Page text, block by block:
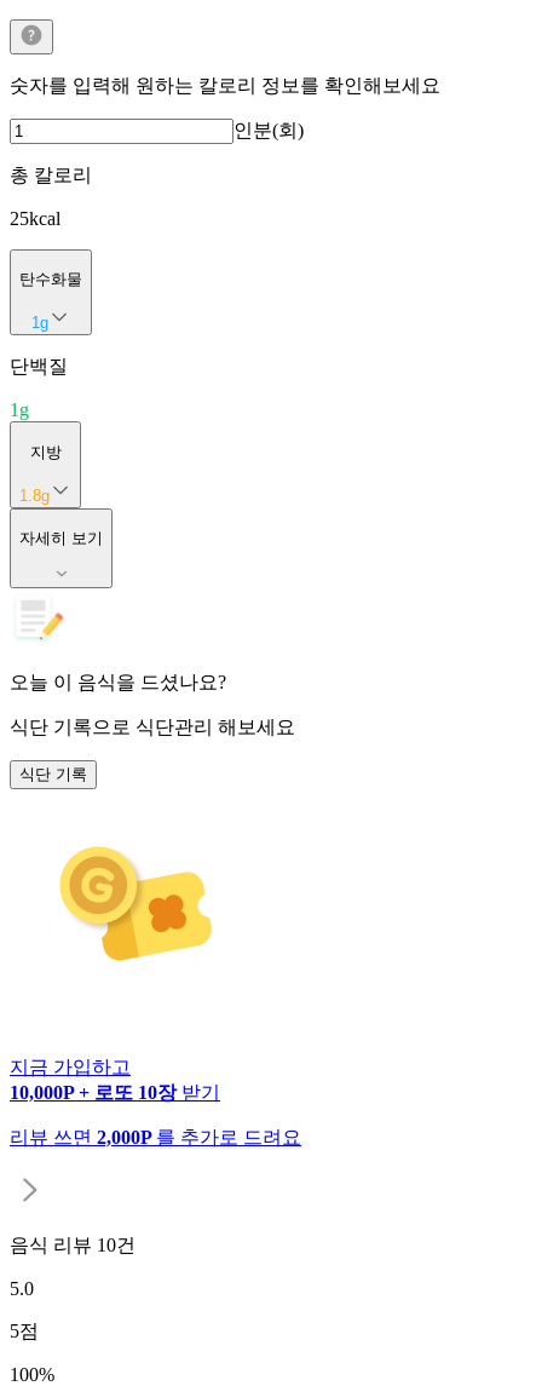
숫자를 입력해 원하는 칼로리 정보를 확인해보세요
인분(회)
총 칼로리
25kcal
탄수화물
1g
단백질
1 g
지방
1.8g
자세히 보기
오늘 이 음식을 드셨나요?
식단 기록으로 식단관리 해보세요
식단 기록
지금 가입하고
10,000P + 로또 10장 받기
리뷰 쓰면 2,000P 를 추가로 드려요
음식 리뷰 10건
5.0
5점
100%